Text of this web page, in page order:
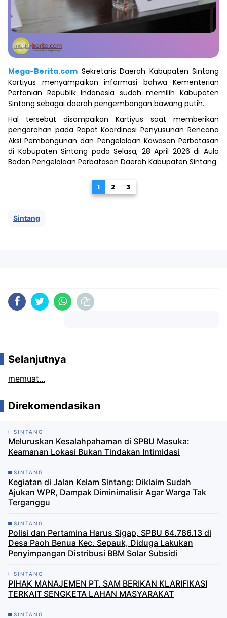
Mega-Berita.com Sekretaris Daerah Kabupaten Sintang
Kartiyus menyampaikan informasi bahwa Kementerian
Pertanian Republik Indonesia sudah memilih Kabupaten
Sintang sebagai daerah pengembangan bawang putih.
Hal tersebut disampaikan Kartiyus saat memberikan
pengarahan pada Rapat Koordinasi Penyusunan Rencana
Aksi Pembangunan dan Pengelolaan Kawasan Perbatasan
di Kabupaten Sintang pada Selasa, 28 April 2026 di Aula
Badan Pengelolaan Perbatasan Daerah Kabupaten Sintang.
1 2 3
Sintang
Selanjutnya
memuat...
Direkomendasikan
SINTANG
Meluruskan Kesalahpahaman di SPBU Masuka:
Keamanan Lokasi Bukan Tindakan Intimidasi
SINTANG
Kegiatan di Jalan Kelam Sintang: Diklaim Sudah
Ajukan WPR, Dampak Diminimalisir Agar Warga Tak
Terganggu
SINTANG
Polisi dan Pertamina Harus Sigap, SPBU 64.786.13 di
Desa Paoh Benua Kec. Sepauk, Diduga Lakukan
Penyimpangan Distribusi BBM Solar Subsidi
SINTANG
PIHAK MANAJEMEN PT. SAM BERIKAN KLARIFIKASI
TERKAIT SENGKETA LAHAN MASYARAKAT
SINTANG